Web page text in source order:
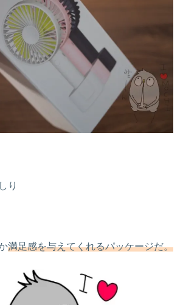
り
満足感を与えてくれるパッケージだ。